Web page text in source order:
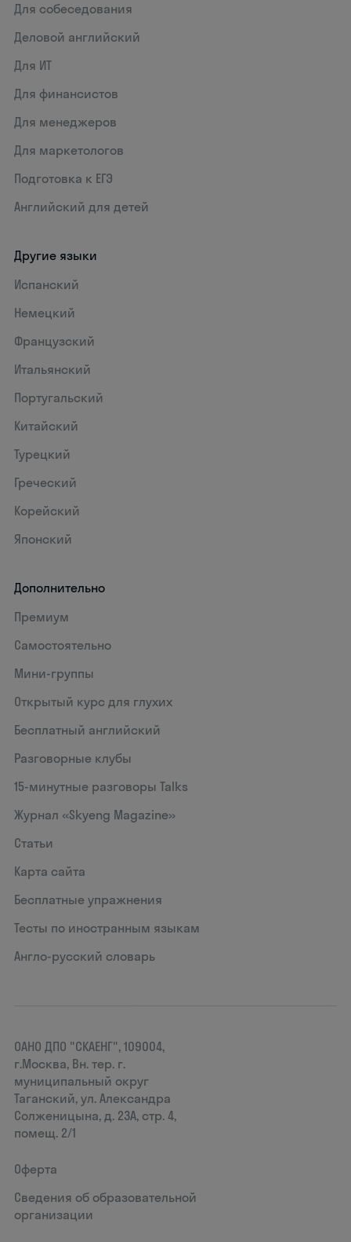
Для собеседования
Деловой английский
Для ИТ
Для финансистов
Для менеджеров
Для маркетологов
Подготовка к ЕГЭ
Английский для детей
Другие языки
Испанский
Немецкий
Французский
Итальянский
Португальский
Китайский
Турецкий
Греческий
Корейский
Японский
Дополнительно
Премиум
Самостоятельно
Мини-группы
Открытый курс для глухих
Бесплатный английский
Разговорные клубы
15‑минутные разговоры Talks
Журнал «Skyeng Magazine»
Статьи
Карта сайта
Бесплатные упражнения
Тесты по иностранным языкам
Англо-русский словарь
ОАНО ДПО "СКАЕНГ", 109004,
г.Москва, Вн. тер. г.
муниципальный округ
Таганский, ул. Александра
Солженицына, д. 23А, стр. 4,
помещ. 2/1
Оферта
Сведения об образовательной
организации